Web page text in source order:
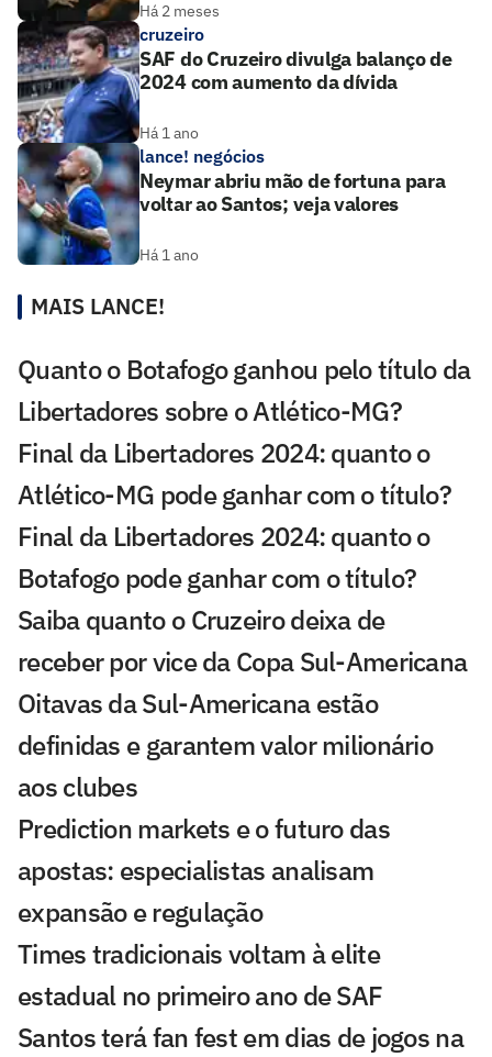
Há 2 meses
cruzeiro
SAF do Cruzeiro divulga balanço de
2024 com aumento da dívida
Há 1 ano
lance! negócios
Neymar abriu mão de fortuna para
voltar ao Santos; veja valores
Há 1 ano
MAIS LANCE!
Quanto o Botafogo ganhou pelo título da
Libertadores sobre o Atlético-MG?
Final da Libertadores 2024: quanto o
Atlético-MG pode ganhar com o título?
Final da Libertadores 2024: quanto o
Botafogo pode ganhar com o título?
Saiba quanto o Cruzeiro deixa de
receber por vice da Copa Sul-Americana
Oitavas da Sul-Americana estão
definidas e garantem valor milionário
aos clubes
Prediction markets e o futuro das
apostas: especialistas analisam
expansão e regulação
Times tradicionais voltam à elite
estadual no primeiro ano de SAF
Santos terá fan fest em dias de jogos na